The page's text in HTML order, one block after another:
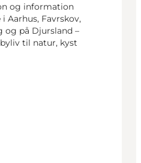
og information
Aarhus, Favrskov,
og på Djursland –
til natur, kyst